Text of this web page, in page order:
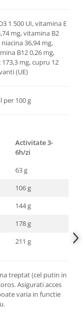
1 500 UI, vitamina E
mg, vitamina B2
36,94 mg,
B12 0,26 mg,
mg, cupru 12
(UE)
per 100 g
Activitate 3-
6h/zi
63 g
106 g
144 g
178 g
211 g
treptat (cel putin in
Asigurati acces
varia in functie